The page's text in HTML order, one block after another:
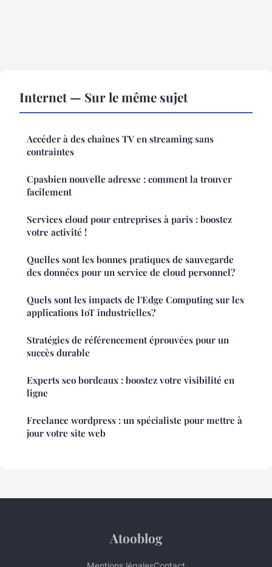
Internet — Sur le même sujet
Accéder à des chaînes TV en streaming sans
contraintes
Cpasbien nouvelle adresse : comment la trouver
facilement
Services cloud pour entreprises à paris : boostez
votre activité !
Quelles sont les bonnes pratiques de sauvegarde
des données pour un service de cloud personnel?
Quels sont les impacts de l'Edge Computing sur les
applications IoT industrielles?
Stratégies de référencement éprouvées pour un
succès durable
Experts seo bordeaux : boostez votre visibilité en
ligne
Freelance wordpress : un spécialiste pour mettre à
jour votre site web
Atooblog